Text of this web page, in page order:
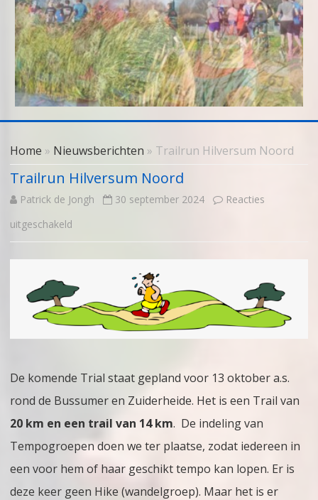
content
Home » Nieuwsberichten » Trailrun Hilversum Noord
Trailrun Hilversum Noord
Patrick de Jongh 30 september 2024
Reacties
uitgeschakeld
Noord
De komende Trial staat gepland voor 13 oktober a.s.
rond de Bussumer en Zuiderheide. Het is een Trail van
20 km en een trail van 14 km. De indeling van
Tempogroepen doen we ter plaatse, zodat iedereen in
een voor hem of haar geschikt tempo kan lopen. Er is
deze keer geen Hike (wandelgroep). Maar het is er